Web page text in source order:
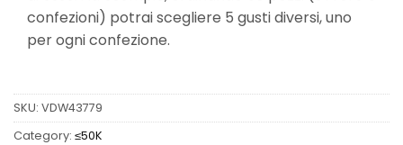
confezioni) potrai scegliere 5 gusti diversi, uno
per ogni confezione.
SKU: VDW43779
Category: ≤50K